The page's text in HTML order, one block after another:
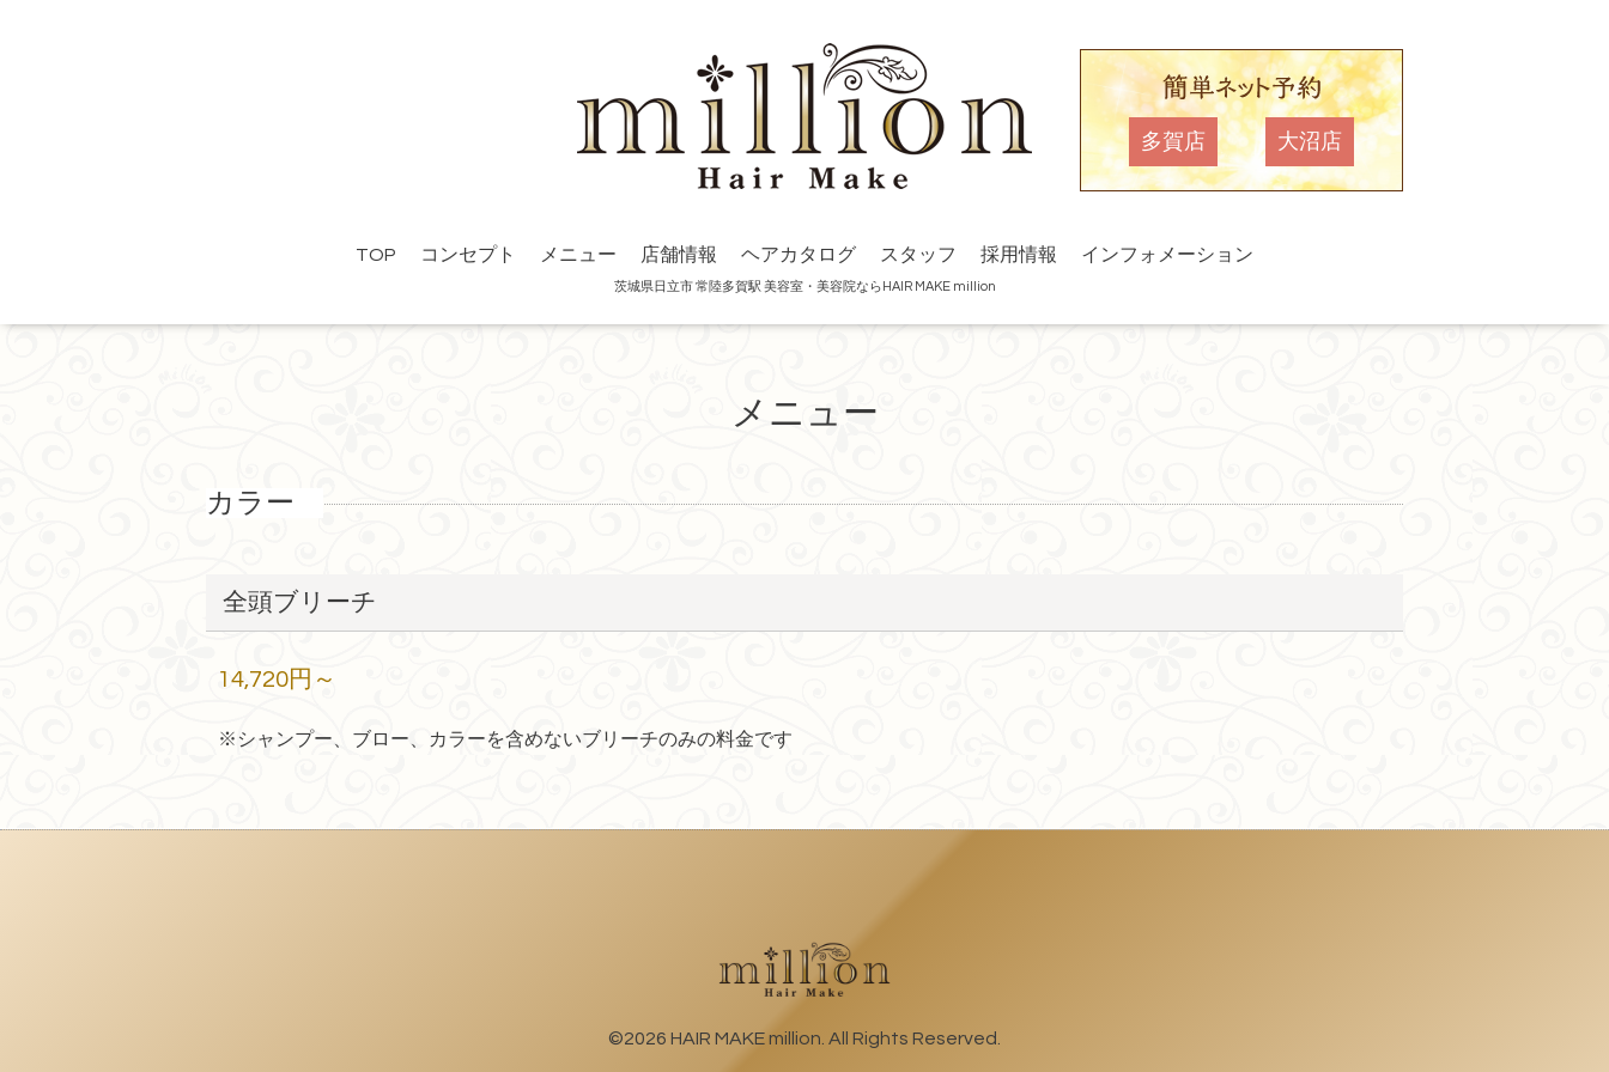
多賀店 大沼店
TOP コンセプト メニュー 店舗情報 ヘアカタログ スタッフ 採用情報 インフォメーション
茨城県日立市 常陸多賀駅 美容室・美容院ならHAIR MAKE million
メニュー
カラー
全頭ブリーチ
14,720円～
※シャンプー、ブロー、カラーを含めないブリーチのみの料金です
©2026 HAIR MAKE million . All Rights Reserved.